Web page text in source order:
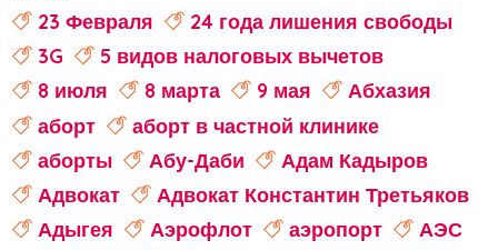
23 Февраля
24 года лишения свободы
3G
5 видов налоговых вычетов
8 июля
8 марта 9 мая
Абхазия
аборт
аборт в частной клинике
аборты
Абу-Даби
Адам Кадыров
Адвокат
Адвокат Константин Третьяков
Адыгея
Аэрофлот аэропорт АЭС